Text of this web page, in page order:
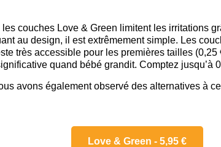
couches Love & Green limitent les irritations
au design, il est extrêmement simple. Les
très accessible pour les premières tailles (0,25
quand bébé grandit. Comptez jusqu’à
avons également observé des alternatives à
Love & Green - 5,95 €